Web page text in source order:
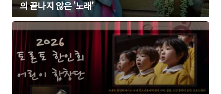
의 끝나지 않은 ‘노래’